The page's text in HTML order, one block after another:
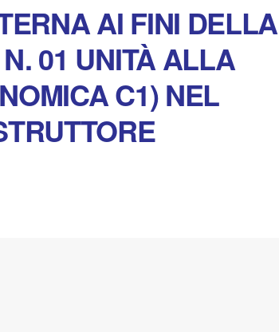
AI FINI DELLA
01 UNITÀ ALLA
C1) NEL